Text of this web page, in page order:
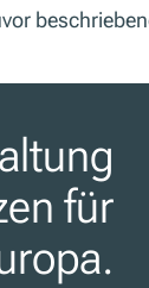
für